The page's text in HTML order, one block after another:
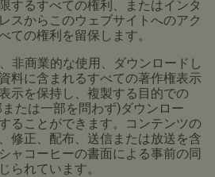
するすべての権利、またはインタ
スからこのウェブサイトへのアク
ての権利を留保します。
非商業的な使用、ダウンロードし
料に含まれるすべての著作権表示
示を保持し、複製する目的での
たは一部を問わず)ダウンロー
ることができます。コンテンツの
修正、配布、送信または放送を含
ャコーヒーの書面による事前の同
られています。